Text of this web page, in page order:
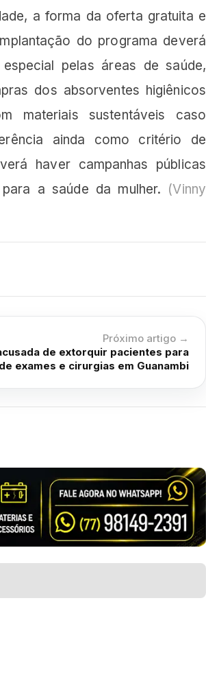
a forma da oferta gratuita e
do programa deverá
pelas áreas de saúde,
dos absorventes higiênicos
materiais sustentáveis caso
ainda como critério de
haver campanhas públicas
a saúde da mulher. (Vinny
Próximo artigo →
de extorquir pacientes para
exames e cirurgias em Guanambi